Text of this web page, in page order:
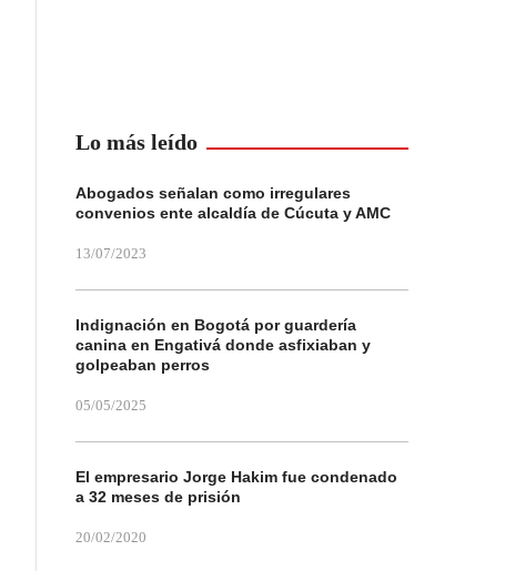
Lo más leído
Abogados señalan como irregulares
convenios ente alcaldía de Cúcuta y AMC
13/07/2023
Indignación en Bogotá por guardería
canina en Engativá donde asfixiaban y
golpeaban perros
05/05/2025
El empresario Jorge Hakim fue condenado
a 32 meses de prisión
20/02/2020